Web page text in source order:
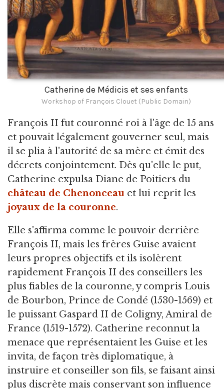
Catherine de Médicis et ses enfants
Workshop of François Clouet (Public Domain)
François II fut couronné roi à l'âge de 15 ans
et pouvait légalement gouverner seul, mais
il se plia à l'autorité de sa mère et émit des
décrets conjointement. Dès qu'elle le put,
Catherine expulsa Diane de Poitiers du
château de Chenonceau et lui reprit les
joyaux de la couronne.
Elle s'affirma comme le pouvoir derrière
François II, mais les frères Guise avaient
leurs propres objectifs et ils isolèrent
rapidement François II des conseillers les
plus fiables de la couronne, y compris Louis
de Bourbon, Prince de Condé (1530-1569) et
le puissant Gaspard II de Coligny, Amiral de
France (1519-1572). Catherine reconnut la
menace que représentaient les Guise et les
invita, de façon très diplomatique, à
instruire et conseiller son fils, se faisant ainsi
plus discrète mais conservant son influence